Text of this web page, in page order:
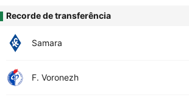
Recorde de transferência
Samara
F. Voronezh